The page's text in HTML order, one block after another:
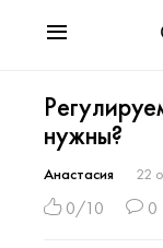
Мода
Звезды
Гороскопы
Здоровье
нужны?
Анастасия 22
0/10 0